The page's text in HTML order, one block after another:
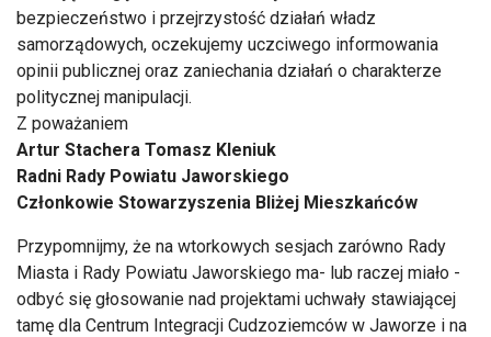
bezpieczeństwo i przejrzystość działań władz
samorządowych, oczekujemy uczciwego informowania
opinii publicznej oraz zaniechania działań o charakterze
politycznej manipulacji.
Z poważaniem
Artur Stachera Tomasz Kleniuk
Radni Rady Powiatu Jaworskiego
Członkowie Stowarzyszenia Bliżej Mieszkańców
Przypomnijmy, że na wtorkowych sesjach zarówno Rady
Miasta i Rady Powiatu Jaworskiego ma- lub raczej miało -
odbyć się głosowanie nad projektami uchwały stawiającej
tamę dla Centrum Integracji Cudzoziemców w Jaworze i na